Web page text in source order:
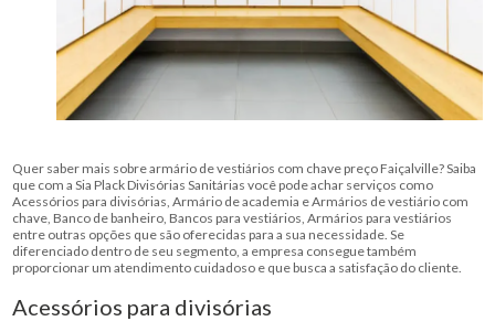
Quer saber mais sobre armário de vestiários com chave preço Faiçalville? Saiba
que com a Sia Plack Divisórias Sanitárias você pode achar serviços como
Acessórios para divisórias, Armário de academia e Armários de vestiário com
chave, Banco de banheiro, Bancos para vestiários, Armários para vestiários
entre outras opções que são oferecidas para a sua necessidade. Se
diferenciado dentro de seu segmento, a empresa consegue também
proporcionar um atendimento cuidadoso e que busca a satisfação do cliente.
Acessórios para divisórias